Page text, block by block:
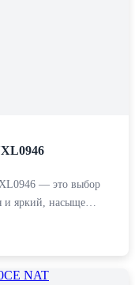
— это выбор
и яркий, насыще…